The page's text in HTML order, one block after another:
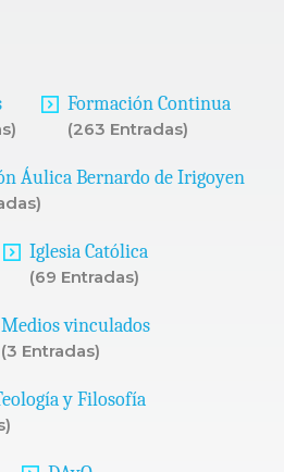
Formación Continua
(263 Entradas)
Áulica Bernardo de Irigoyen
Iglesia Católica
(69 Entradas)
Medios vinculados
(3 Entradas)
y Filosofía